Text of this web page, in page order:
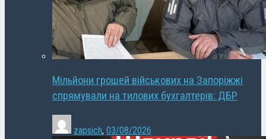
Мільйони грошей військових на Запоріжжі
спрямували на тилових бухгалтерів: ДБР
zapsich, 03/08/2026